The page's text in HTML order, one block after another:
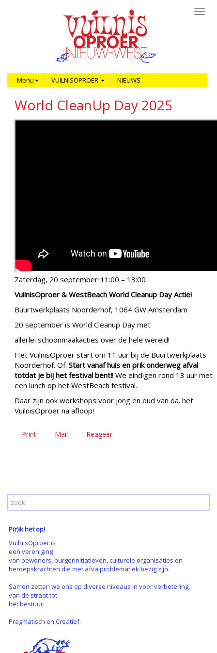
Menu VUILNISOPROER NIEUWS
World CleanUp Day 2025
Zaterdag, 20 september⋅11:00 – 13:00
VuilnisOproer & WestBeach World Cleanup Day Actie!
Buurtwerkplaats Noorderhof, 1064 GW Amsterdam
20 september is World Cleanup Day met
allerlei schoonmaakacties over de hele wereld!
Het VuilnisOproer start om 11 uur bij de Buurtwerkplaats
Noorderhof. Of: Start vanaf huis en prik onderweg afval
totdat je bij het festival bent!! We eindigen rond 13 uur met
een lunch op het WestBeach festival.
Daar zijn ook workshops voor jong en oud van oa. het
VuilnisOproer na afloop!
Print Mail Reageer
P(r)ik het op!
VuilnisOproer is
een vereniging
van bewoners, burgerinitiatieven, culturele organisaties en
beroepskrachten die met afvalproblematiek bezig zijn.
Samen zetten we ons op diverse niveaus in voor verbetering,
van de straat tot
het bestuur.
Pragmatisch en Creatief.